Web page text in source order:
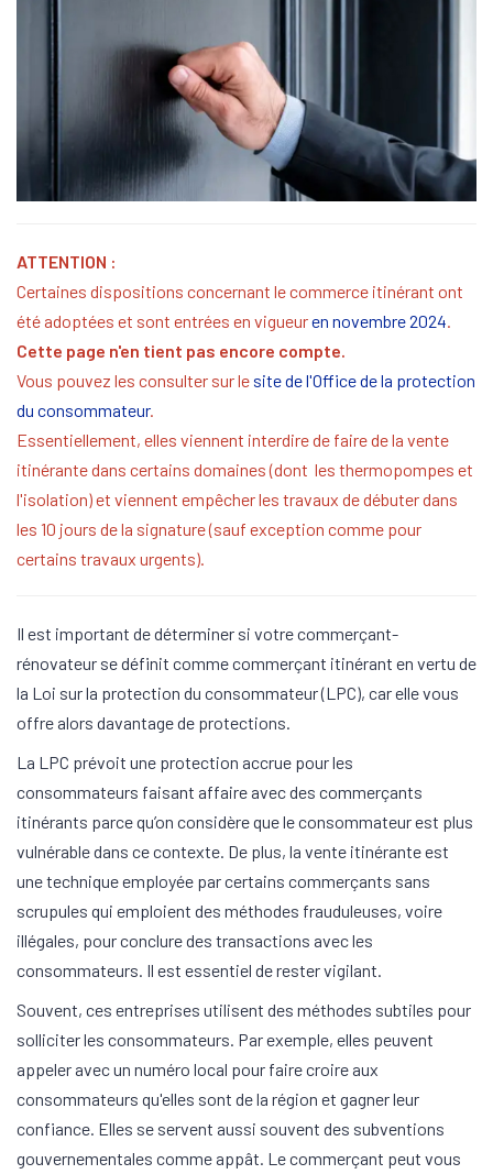
ATTENTION :
Certaines dispositions concernant le commerce itinérant ont
été adoptées et sont entrées en vigueuren novembre 2024.
Cette page n'en tient pas encore compte.
Vous pouvez les consulter sur le site de l'Office de la protection
du consommateur.
Essentiellement, elles viennent interdire de faire de la vente
itinérante dans certains domaines (dont les thermopompes et
l'isolation) et viennent empêcher les travaux de débuter dans
les 10 jours de la signature (sauf exception comme pour
certains travaux urgents).
Il est important de déterminer si votre commerçant-
rénovateur se définit comme commerçant itinérant en vertu de
la Loi sur la protection du consommateur (LPC), car elle vous
offre alors davantage de protections.
La LPC prévoit une protection accrue pour les
consommateurs faisant affaire avec des commerçants
itinérants parce qu’on considère que le consommateur est plus
vulnérable dans ce contexte. De plus, la vente itinérante est
une technique employée par certains commerçants sans
scrupules qui emploient des méthodes frauduleuses, voire
illégales, pour conclure des transactions avec les
consommateurs. Il est essentiel de rester vigilant.
Souvent, ces entreprises utilisent des méthodes subtiles pour
solliciter les consommateurs. Par exemple, elles peuvent
appeler avec un numéro local pour faire croire aux
consommateurs qu'elles sont de la région et gagner leur
confiance. Elles se servent aussi souvent des subventions
gouvernementales comme appât. Le commerçant peut vous